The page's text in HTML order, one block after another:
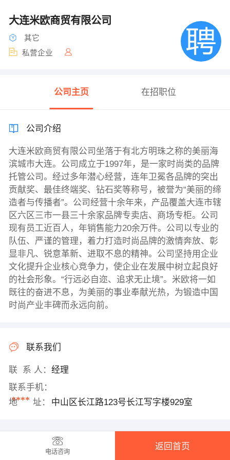
大连米欧商贸有限公司
其它
私营企业
公司主页 在招职位
公司介绍
大连米欧商贸有限公司坐落于有北方明珠之称的美丽海
滨城市大连。公司成立于1997年，是一家时尚类的品牌
托管公司。经过多年潜心经营，连年卫冕各品牌的突出
贡献奖、最佳终端奖、钻石奖等称号，被誉为“美丽的缔
造者与传播者”。公司经营十余年来，产品覆盖大连市辖
区六区三市一县三十余家品牌专卖店、商场专柜。公司
现有员工近百人，年销售能力20余万件。公司以专业的
队伍、严谨的管理，着力打造时尚品牌的激情奔放、彰
显非凡、锐意革新、进取不息的精神。公司坚持用企业
文化提升企业核心竞争力，使企业在发展中树立起良好
的社会形象。“行远必自迩、追求无止境”。米欧将一如
既往的奋进不息，为美丽的事业奉献光热，为锻造中国
时尚产业丰碑而永远向前。
联系我们
联 系 人： 经理
联系手机：
****
地 址： 中山区长江路123号长江写字楼929室
电话咨询
返回首页